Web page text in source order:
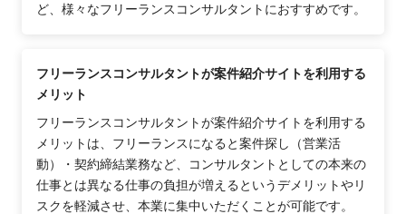
ど、様々なフリーランスコンサルタントにおすすめです。
フリーランスコンサルタントが案件紹介サイトを利用する
メリット
フリーランスコンサルタントが案件紹介サイトを利用する
メリットは、フリーランスになると案件探し（営業活
動）・契約締結業務など、コンサルタントとしての本来の
仕事とは異なる仕事の負担が増えるというデメリットやリ
スクを軽減させ、本業に集中いただくことが可能です。